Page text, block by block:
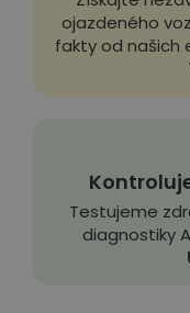
ojazdeného
fakty od našich
Testujeme
diagnostiky